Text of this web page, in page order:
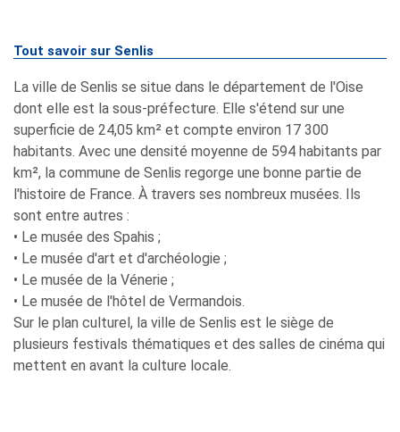
Tout savoir sur Senlis
La ville de Senlis se situe dans le département de l'Oise
dont elle est la sous-préfecture. Elle s'étend sur une
superficie de 24,05 km² et compte environ 17 300
habitants. Avec une densité moyenne de 594 habitants par
km², la commune de Senlis regorge une bonne partie de
l'histoire de France. À travers ses nombreux musées. Ils
sont entre autres :
• Le musée des Spahis ;
• Le musée d'art et d'archéologie ;
• Le musée de la Vénerie ;
• Le musée de l'hôtel de Vermandois.
Sur le plan culturel, la ville de Senlis est le siège de
plusieurs festivals thématiques et des salles de cinéma qui
mettent en avant la culture locale.